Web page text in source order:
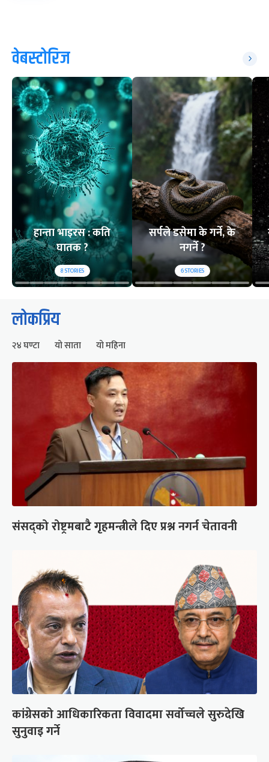
वेबस्टोरिज
हान्ता भाइरस : कति
घातक ?
8STORIES
सर्पले डसेमा के गर्ने, के
नगर्ने ?
6STORIES
लोकप्रिय
२४ घण्टा यो साता यो महिना
संसद्को रोष्ट्रमबाटै गृहमन्त्रीले दिए प्रश्न नगर्न चेतावनी
कांग्रेसको आधिकारिकता विवादमा सर्वोच्चले सुरुदेखि
सुनुवाइ गर्ने